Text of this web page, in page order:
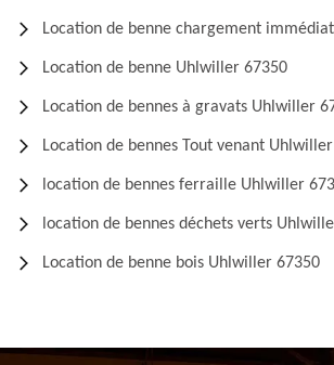
Location de benne chargement
Location de benne Uhlwiller 67350
Location de bennes à gravats Uhlwiller
Location de bennes Tout venant
location de bennes ferraille Uhlwiller
location de bennes déchets verts
Location de benne bois Uhlwiller 67350